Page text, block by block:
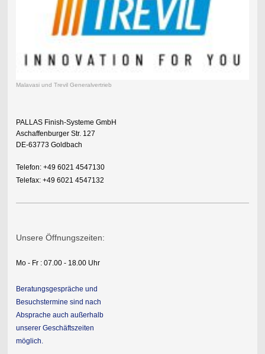
Malavasi und Trevil Generalvertrieb
PALLAS Finish-Systeme GmbH
Aschaffenburger Str. 127
DE-63773 Goldbach
Telefon: +49 6021 4547130
Telefax: +49 6021 4547132
Unsere Öffnungszeiten:
Mo - Fr : 07.00 - 18.00 Uhr
Beratungsgespräche und
Besuchstermine sind nach
Absprache auch außerhalb
unserer Geschäftszeiten
möglich.